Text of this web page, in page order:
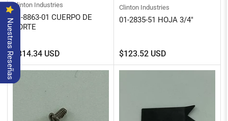
Clinton Industries
01-8863-01 CUERPO DE
CORTE
Precio
regular
$814.34 USD
Clinton Industries
01-2835-51 HOJA 3/4"
Precio
regular
$123.52 USD
Nuestras Reseñas